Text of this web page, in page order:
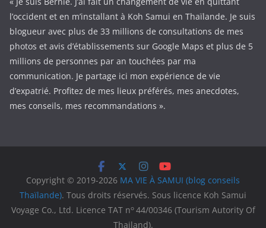
l’occident et en m’installant à Koh Samui en Thaïlande. Je suis
blogueur avec plus de 33 millions de consultations de mes
photos et avis d’établissements sur Google Maps et plus de 5
millions de personnes par an touchées par ma
communication. Je partage ici mon expérience de vie
d’expatrié. Profitez de mes lieux préférés, mes anecdotes,
mes conseils, mes recommandations ».
Copyright © 2019-2026 MA VIE À SAMUI (blog conseils
Thaïlande). Tous droits réservés. Sous licence Koh Samui
Voyage Co., Ltd. Licence TAT no 44/00346 (Tourism Autority Of
Thailand).